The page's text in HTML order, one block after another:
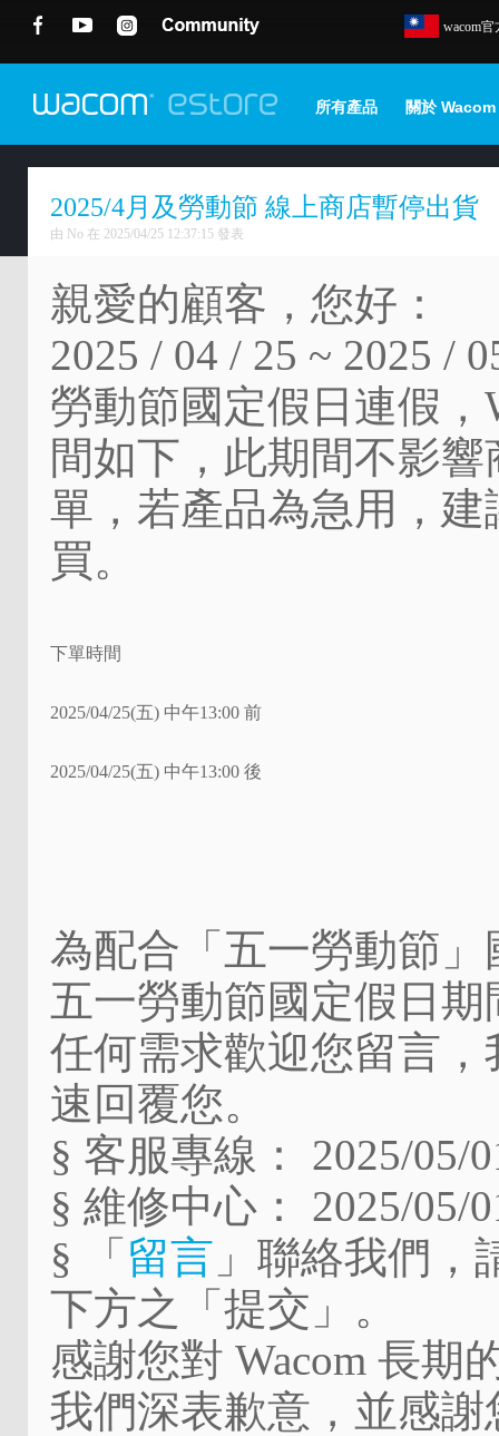
wacom
所有產品 關於 Wacom
2025/4月及勞動節 線上商店暫停出貨
由 No 在 2025/04/25 12:37:15 發表
親愛的顧客，您好：
2025 / 04 / 25 ~ 2025 /
勞動節國定假日連假，
間如下，此期間不影
單，若產品為急用，建
買。
下單時間
2025/04/25(五) 中午13:00 前
2025/04/25(五) 中午13:00 後
為配合「五一勞動節
五一勞動節國定假日期
任何需求歡迎您留言，
速回覆您。
§ 客服專線：
2025/05/
§ 維修中心：
2025/05/
§ 「 留言 」聯絡我們
下方之「提交」。
感謝您對 Wacom 長期
我們深表歉意，並感謝